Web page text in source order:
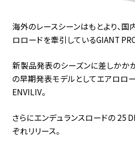
海外のレースシーンはもとより、国
ロロードを牽引しているGIANT
新製品発表のシーズンに差しかか
の早期発表モデルとしてエアロロ
ENVILIV。
さらにエンデュランスロードの 25
ぞれリリース。